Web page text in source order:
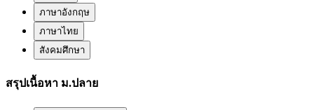
ภาษาอังกฤษ
ภาษาไทย
สังคมศึกษา
สรุปเนื้อหา ม.ปลาย